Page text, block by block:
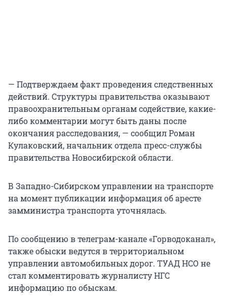
— Подтверждаем факт проведения следственных
действий. Структуры правительства оказывают
правоохранительным органам содействие, какие-
либо комментарии могут быть даны после
окончания расследования, — сообщил Роман
Кулаковский, начальник отдела пресс-службы
правительства Новосибирской области.
В Западно-Сибирском управлении на транспорте
на момент публикации информация об аресте
замминистра транспорта уточнялась.
По сообщению в телеграм-канале «Горводоканал»,
также обыски ведутся в территориальном
управлении автомобильных дорог. ТУАД НСО не
стал комментировать журналисту НГС
информацию по обыскам.